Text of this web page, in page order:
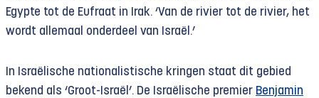
Egypte tot de Eufraat in Irak. ‘Van de rivier tot de rivier, het
wordt allemaal onderdeel van Israël.’
In Israëlische nationalistische kringen staat dit gebied
bekend als ‘Groot-Israël’. De Israëlische premier Benjamin